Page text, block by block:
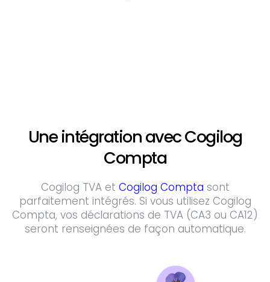
Une intégration avec Cogilog
Compta
Cogilog TVA et Cogilog Compta sont
parfaitement intégrés. Si vous utilisez Cogilog
Compta, vos déclarations de TVA (CA3 ou CA12)
seront renseignées de façon automatique.